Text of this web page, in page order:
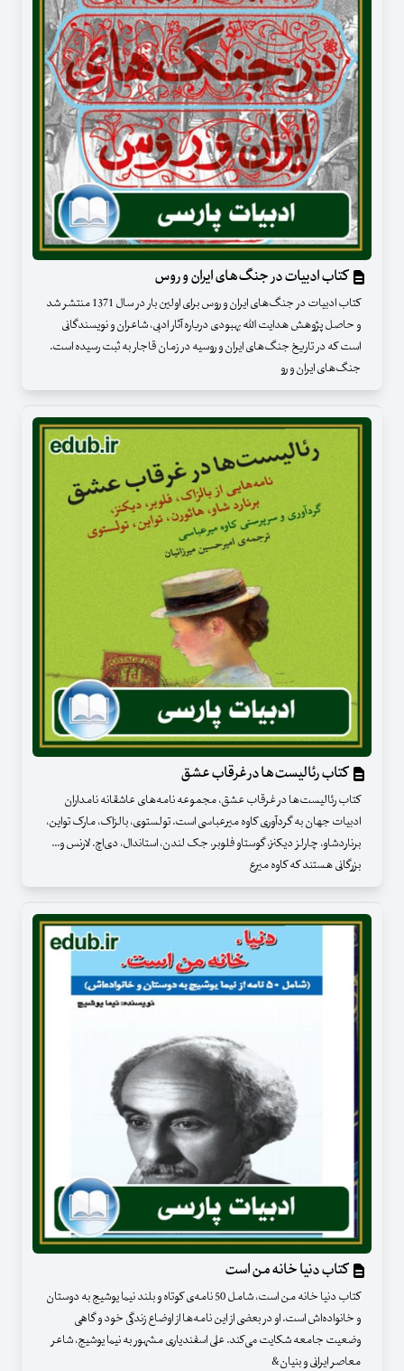
کتاب ادبیات در جنگ‌های ایران و روس
کتاب ادبیات در جنگ‌های ایران و روس برای اولین بار در سال 1371 منتشر شد
و حاصل پژوهش هدایت الله بهبودی درباره آثار ادبی، شاعران و نویسندگانی‌
است که در تاریخ جنگ‌های ایران و روسیه در زمان قاجار به ثبت رسیده است.
جنگ‌های ایران و رو
کتاب رئالیست‌ها در غرقاب عشق
کتاب رئالیست‌ها در غرقاب عشق، مجموعه نامه‌های عاشقانه نامداران
ادبیات جهان به گردآوری کاوه میرعباسی است. تولستوی، بالزاک، مارک تواین،
برناردشاو، چارلز دیکنز، گوستاو فلوبر، جک لندن، استاندال، دی‌اچ. لارنس و...
بزرگانی هستند که کاوه میرع
کتاب دنیا خانه من است
کتاب دنیا خانه من است، شامل 50 نامه‌ی کوتاه و بلند نیما یوشیج به دوستان
و خانواده‌اش است. او در بعضی از این نامه‌ها از اوضاع زندگی خود و گاهی
وضعیت جامعه شکایت می‌کند. علی اسفندیاری مشهور به نیما یوشیج، شاعر
معاصر ایرانی و بنیان&